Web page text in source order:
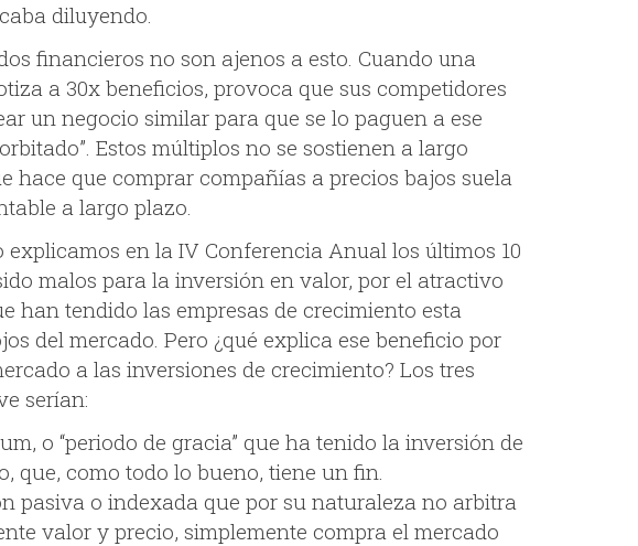
diluyendo.
financieros no son ajenos a esto. Cuando una
a 30x beneficios, provoca que sus competidores
un negocio similar para que se lo paguen a ese
Estos múltiplos no se sostienen a largo
hace que comprar compañías a precios bajos suela
a largo plazo.
explicamos en la IV Conferencia Anual los últimos 10
malos para la inversión en valor, por el atractivo
han tendido las empresas de crecimiento esta
del mercado. Pero ¿qué explica ese beneficio por
a las inversiones de crecimiento? Los tres
serían:
o “periodo de gracia” que ha tenido la inversión de
que, como todo lo bueno, tiene un fin.
pasiva o indexada que por su naturaleza no arbitra
valor y precio, simplemente compra el mercado